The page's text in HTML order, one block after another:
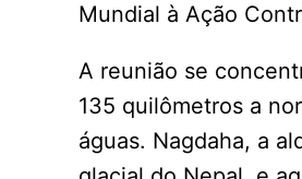
Mundial à Ação
A reunião se
135 quilômetros a
águas. Nagdaha, a